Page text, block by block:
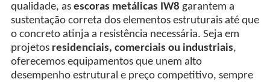
qualidade, as escoras metálicas IW8 garantem a
sustentação correta dos elementos estruturais até que
o concreto atinja a resistência necessária. Seja em
projetos residenciais, comerciais ou industriais,
oferecemos equipamentos que unem alto
desempenho estrutural e preço competitivo, sempre